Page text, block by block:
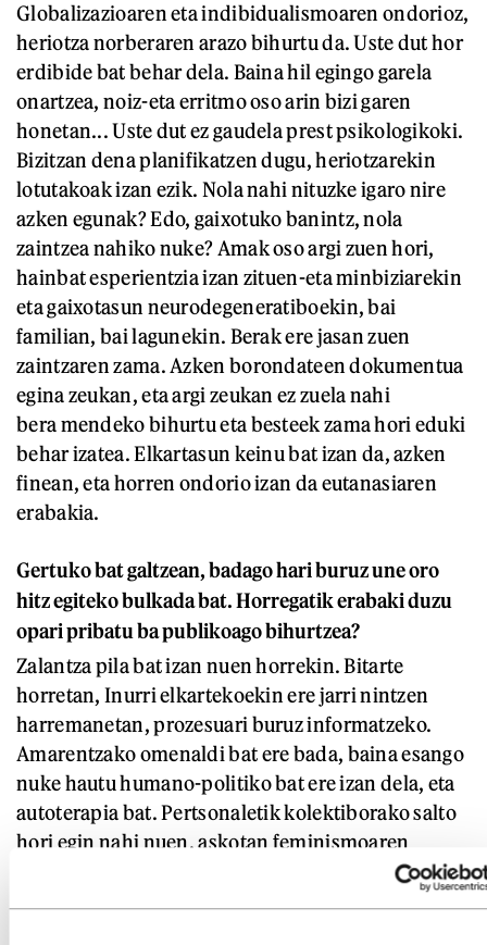
Globalizazioaren eta indibidualismoaren ondorioz,
heriotza norberaren arazo bihurtu da. Uste dut hor
erdibide bat behar dela. Baina hil egingo garela
onartzea, noiz-eta erritmo oso arin bizi garen
honetan... Uste dut ez gaudela prest psikologikoki.
Bizitzan dena planifikatzen dugu, heriotzarekin
lotutakoak izan ezik. Nola nahi nituzke igaro nire
azken egunak? Edo, gaixotuko banintz, nola
zaintzea nahiko nuke? Amak oso argi zuen hori,
hainbat esperientzia izan zituen-eta minbiziarekin
eta gaixotasun neurodegeneratiboekin, bai
familian, bai lagunekin. Berak ere jasan zuen
zaintzaren zama. Azken borondateen dokumentua
egina zeukan, eta argi zeukan ez zuela nahi
bera mendeko bihurtu eta besteek zama hori eduki
behar izatea. Elkartasun keinu bat izan da, azken
finean, eta horren ondorio izan da eutanasiaren
erabakia.
Gertuko bat galtzean, badago hari buruz une oro
hitz egiteko bulkada bat. Horregatik erabaki duzu
opari pribatu ba publikoago bihurtzea?
Zalantza pila bat izan nuen horrekin. Bitarte
horretan, Inurri elkartekoekin ere jarri nintzen
harremanetan, prozesuari buruz informatzeko.
Amarentzako omenaldi bat ere bada, baina esango
nuke hautu humano-politiko bat ere izan dela, eta
autoterapia bat. Pertsonaletik kolektiborako salto
hori egin nahi nuen, askotan feminismoaren
ikuspegitik gehiago landu den hori. Bada, gai
honetan ere pertsonala kolektiboa da, eta gehiago